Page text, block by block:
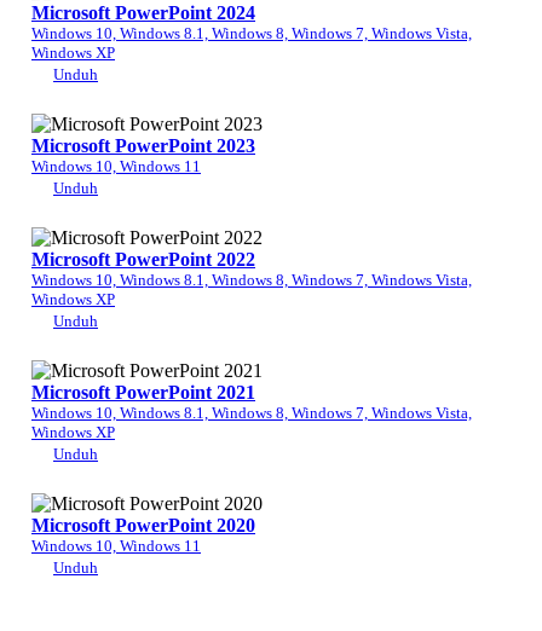
Microsoft PowerPoint 2024
Windows 10, Windows 8.1, Windows 8, Windows 7, Windows Vista,
Windows XP
Unduh
Microsoft PowerPoint 2023
Windows 10, Windows 11
Unduh
Microsoft PowerPoint 2022
Windows 10, Windows 8.1, Windows 8, Windows 7, Windows Vista,
Windows XP
Unduh
Microsoft PowerPoint 2021
Windows 10, Windows 8.1, Windows 8, Windows 7, Windows Vista,
Windows XP
Unduh
Microsoft PowerPoint 2020
Windows 10, Windows 11
Unduh